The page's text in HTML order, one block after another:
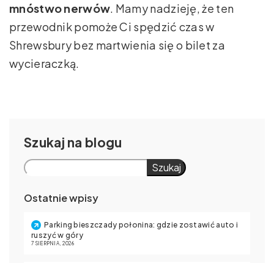
mnóstwo nerwów. Mamy nadzieję, że ten
przewodnik pomoże Ci spędzić czas w
Shrewsbury bez martwienia się o bilet za
wycieraczką.
Szukaj
Szukaj
Ostatnie wpisy
Parking bieszczady połonina: gdzie zostawić auto i
ruszyć w góry
7 SIERPNIA, 2026